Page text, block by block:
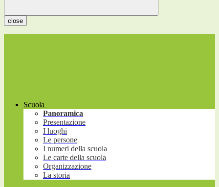
close
Scuola
Panoramica
Presentazione
I luoghi
Le persone
I numeri della scuola
Le carte della scuola
Organizzazione
La storia